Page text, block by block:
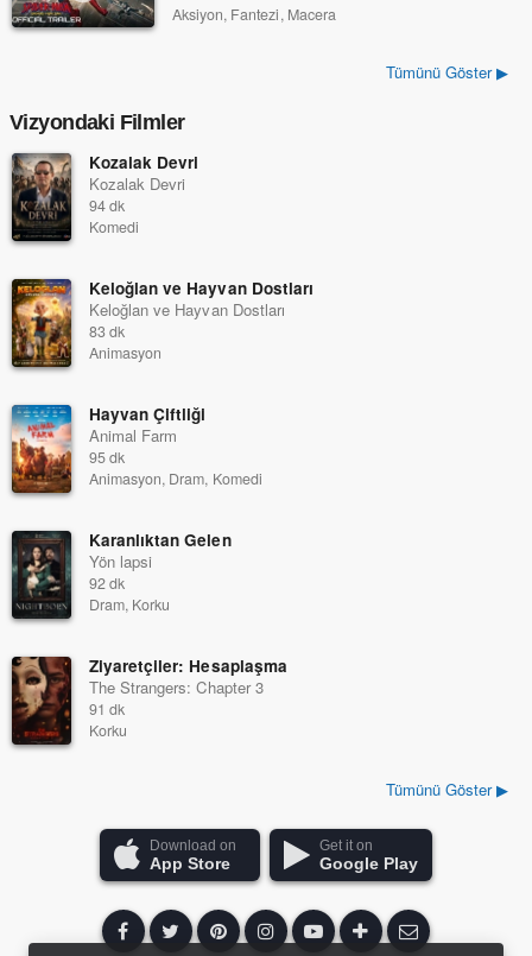
Aksiyon, Fantezi, Macera
Tümünü Göster ▶
Vizyondaki Filmler
Kozalak Devri
Kozalak Devri
94 dk
Komedi
Keloğlan ve Hayvan Dostları
Keloğlan ve Hayvan Dostları
83 dk
Animasyon
Hayvan Çiftliği
Animal Farm
95 dk
Animasyon, Dram, Komedi
Karanlıktan Gelen
Yön lapsi
92 dk
Dram, Korku
Ziyaretçiler: Hesaplaşma
The Strangers: Chapter 3
91 dk
Korku
Tümünü Göster ▶
Download on
App Store
Get it on
Google Play